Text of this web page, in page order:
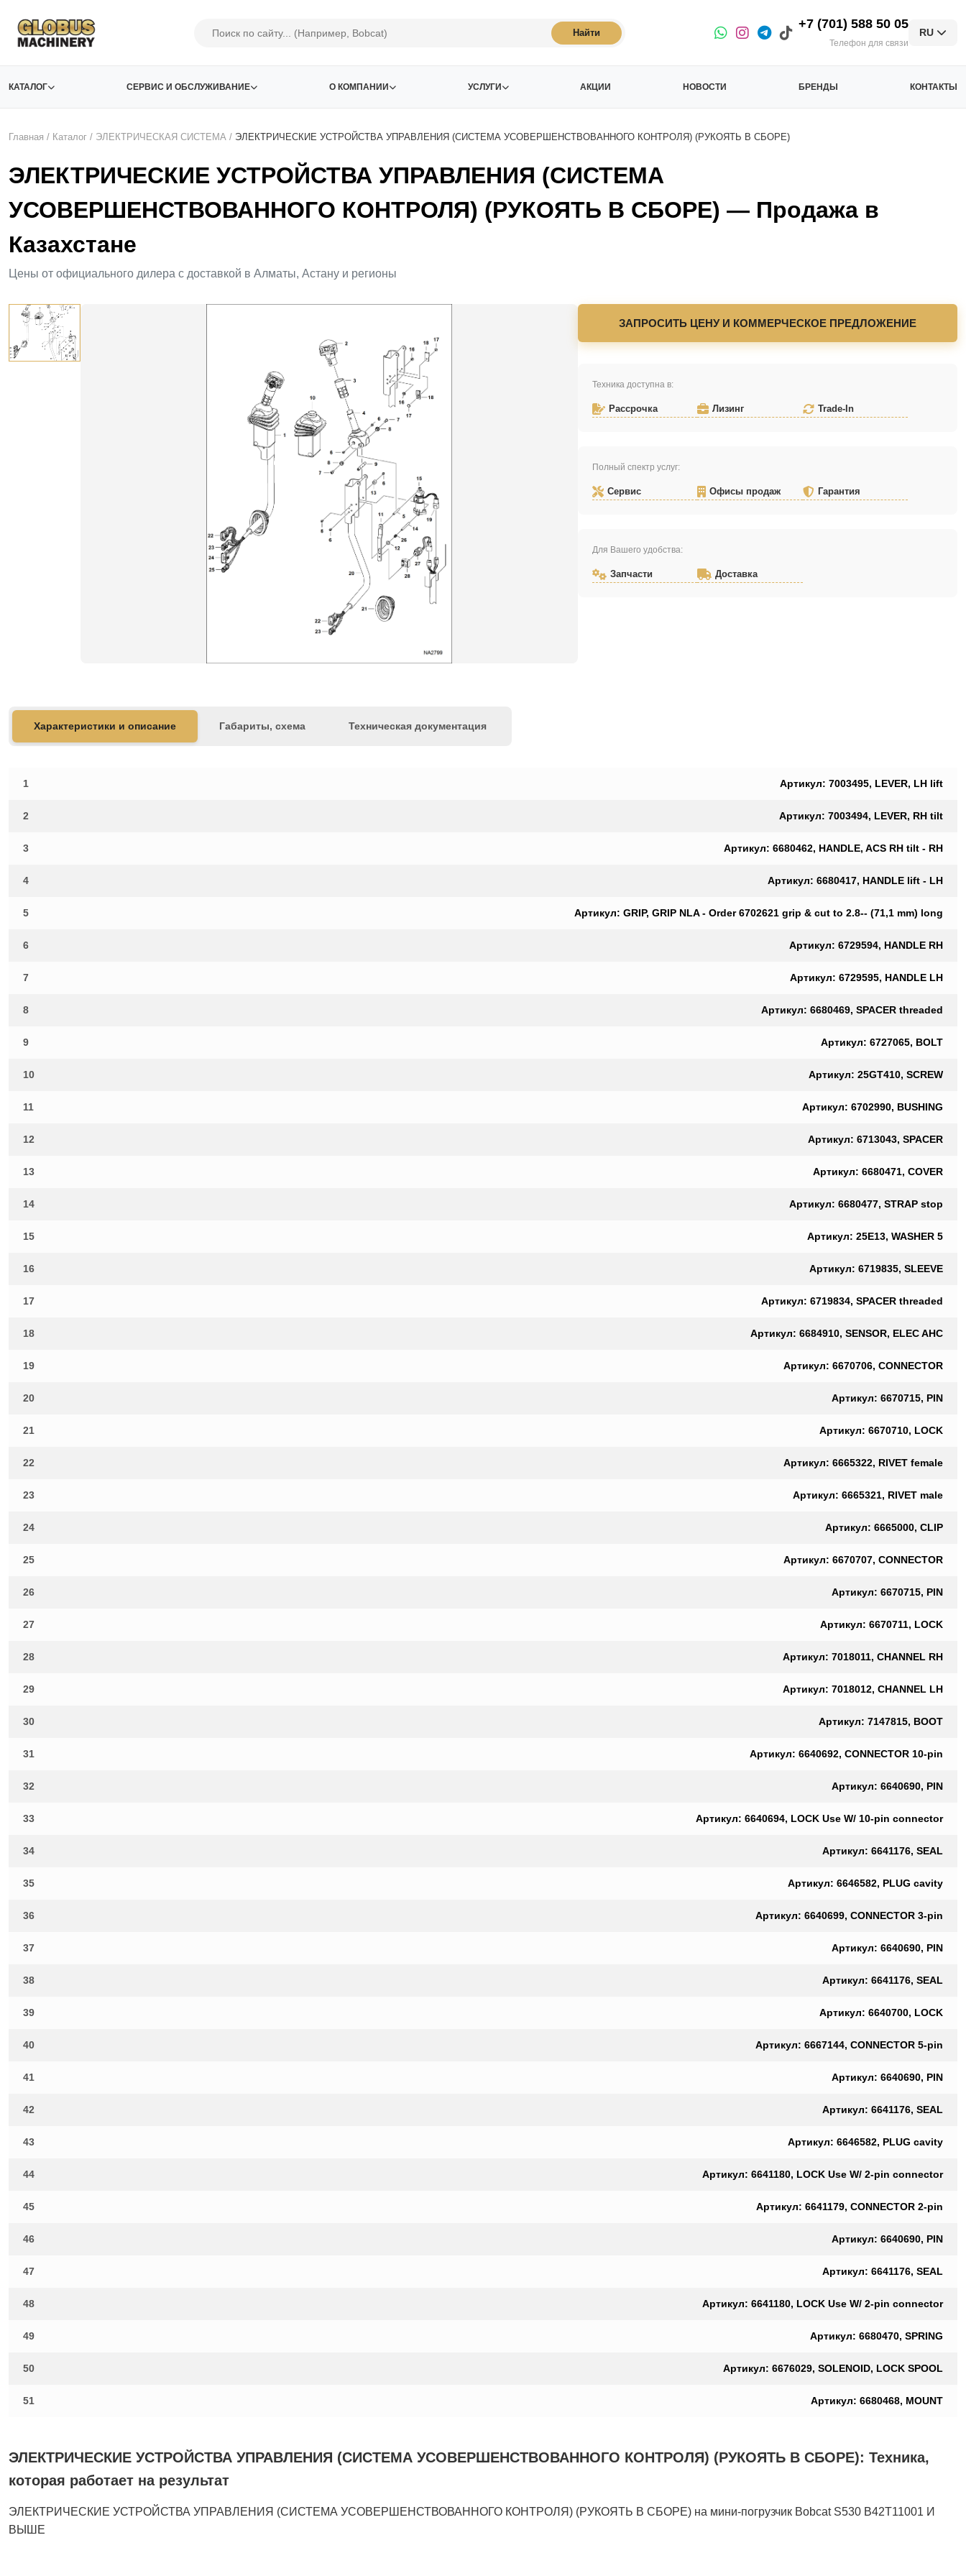
Найти
+7 (701) 588 50 05
Телефон для связи
RU
КАТАЛОГ СЕРВИС И ОБСЛУЖИВАНИЕ О КОМПАНИИ УСЛУГИ АКЦИИ НОВОСТИ БРЕНДЫ КОНТАКТЫ
Главная / Каталог / ЭЛЕКТРИЧЕСКАЯ СИСТЕМА / ЭЛЕКТРИЧЕСКИЕ УСТРОЙСТВА УПРАВЛЕНИЯ (СИСТЕМА УСОВЕРШЕНСТВОВАННОГО КОНТРОЛЯ) (РУКОЯТЬ В СБОРЕ)
ЭЛЕКТРИЧЕСКИЕ УСТРОЙСТВА УПРАВЛЕНИЯ (СИСТЕМА
УСОВЕРШЕНСТВОВАННОГО КОНТРОЛЯ) (РУКОЯТЬ В СБОРЕ) — Продажа в
Казахстане
Цены от официального дилера с доставкой в Алматы, Астану и регионы
ЗАПРОСИТЬ ЦЕНУ И КОММЕРЧЕСКОЕ ПРЕДЛОЖЕНИЕ
Техника доступна в:
Рассрочка Лизинг Trade-In
Полный спектр услуг:
Сервис Офисы продаж Гарантия
Для Вашего удобства:
Запчасти Доставка
Характеристики и описание Габариты, схема Техническая документация
1 Артикул: 7003495, LEVER, LH lift
2 Артикул: 7003494, LEVER, RH tilt
3 Артикул: 6680462, HANDLE, ACS RH tilt - RH
4 Артикул: 6680417, HANDLE lift - LH
5 Артикул: GRIP, GRIP NLA - Order 6702621 grip & cut to 2.8-- (71,1 mm) long
6 Артикул: 6729594, HANDLE RH
7 Артикул: 6729595, HANDLE LH
8 Артикул: 6680469, SPACER threaded
9 Артикул: 6727065, BOLT
10 Артикул: 25GT410, SCREW
11 Артикул: 6702990, BUSHING
12 Артикул: 6713043, SPACER
13 Артикул: 6680471, COVER
14 Артикул: 6680477, STRAP stop
15 Артикул: 25E13, WASHER 5
16 Артикул: 6719835, SLEEVE
17 Артикул: 6719834, SPACER threaded
18 Артикул: 6684910, SENSOR, ELEC AHC
19 Артикул: 6670706, CONNECTOR
20 Артикул: 6670715, PIN
21 Артикул: 6670710, LOCK
22 Артикул: 6665322, RIVET female
23 Артикул: 6665321, RIVET male
24 Артикул: 6665000, CLIP
25 Артикул: 6670707, CONNECTOR
26 Артикул: 6670715, PIN
27 Артикул: 6670711, LOCK
28 Артикул: 7018011, CHANNEL RH
29 Артикул: 7018012, CHANNEL LH
30 Артикул: 7147815, BOOT
31 Артикул: 6640692, CONNECTOR 10-pin
32 Артикул: 6640690, PIN
33 Артикул: 6640694, LOCK Use W/ 10-pin connector
34 Артикул: 6641176, SEAL
35 Артикул: 6646582, PLUG cavity
36 Артикул: 6640699, CONNECTOR 3-pin
37 Артикул: 6640690, PIN
38 Артикул: 6641176, SEAL
39 Артикул: 6640700, LOCK
40 Артикул: 6667144, CONNECTOR 5-pin
41 Артикул: 6640690, PIN
42 Артикул: 6641176, SEAL
43 Артикул: 6646582, PLUG cavity
44 Артикул: 6641180, LOCK Use W/ 2-pin connector
45 Артикул: 6641179, CONNECTOR 2-pin
46 Артикул: 6640690, PIN
47 Артикул: 6641176, SEAL
48 Артикул: 6641180, LOCK Use W/ 2-pin connector
49 Артикул: 6680470, SPRING
50 Артикул: 6676029, SOLENOID, LOCK SPOOL
51 Артикул: 6680468, MOUNT
ЭЛЕКТРИЧЕСКИЕ УСТРОЙСТВА УПРАВЛЕНИЯ (СИСТЕМА УСОВЕРШЕНСТВОВАННОГО КОНТРОЛЯ) (РУКОЯТЬ В СБОРЕ): Техника,
которая работает на результат
ЭЛЕКТРИЧЕСКИЕ УСТРОЙСТВА УПРАВЛЕНИЯ (СИСТЕМА УСОВЕРШЕНСТВОВАННОГО КОНТРОЛЯ) (РУКОЯТЬ В СБОРЕ) на мини-погрузчик Bobcat S530 B42T11001 И
ВЫШЕ